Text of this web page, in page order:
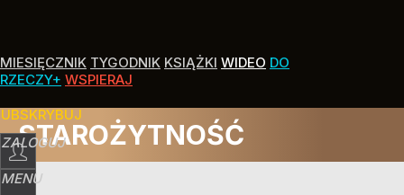
MIESIĘCZNIK TYGODNIK KSIĄŻKI WIDEO DO
RZECZY+ WSPIERAJ
ZALOGUJ
MENU
STAROŻYTNOŚĆ